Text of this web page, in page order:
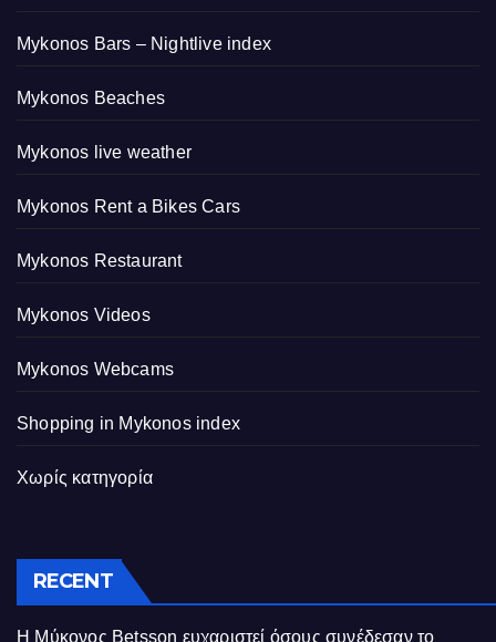
Mykonos Bars – Nightlive index
Mykonos Beaches
Mykonos live weather
Mykonos Rent a Bikes Cars
Mykonos Restaurant
Mykonos Videos
Mykonos Webcams
Shopping in Mykonos index
Χωρίς κατηγορία
RECENT
Η Μύκονος Betsson ευχαριστεί όσους συνέδεσαν το